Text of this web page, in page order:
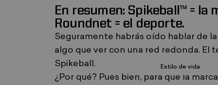
Estilo de vida
En resumen: Spikeball™ = la
Roundnet = el deporte.
Seguramente habrás oído hablar de
algo que ver con una red redonda. El
Spikeball.
¿Por qué? Pues bien, para que la
, que se abre en una nueva pestaña.
, se abre en una nueva pestaña. Se